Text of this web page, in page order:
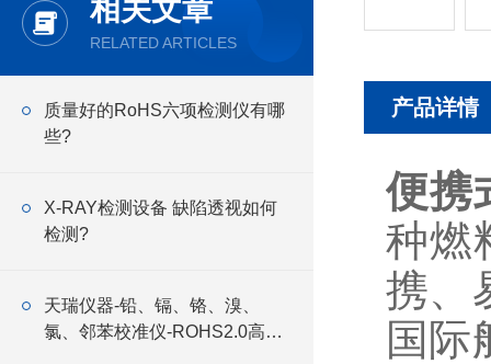
相关文章
RELATED ARTICLES
质量好的RoHS六项检测仪有哪
些?
X-RAY检测设备 缺陷透视如何
检测?
天瑞仪器-铅、镉、铬、溴、
氯、邻苯校准仪-ROHS2.0高效
产品详情
便携
种燃
携、
国际